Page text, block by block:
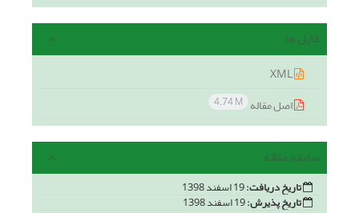
فایل ها
اصل مقاله 4.74 M
سابقه مقاله
تاریخ دریافت:
تاریخ پذیرش: